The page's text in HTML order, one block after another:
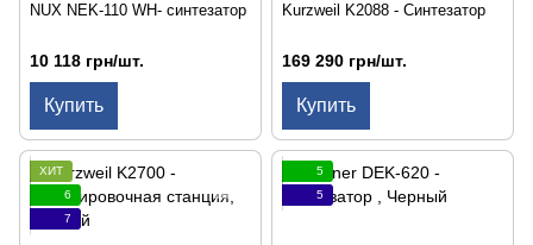
NUX NEK-110 WH- синтезатор
10 118 грн/шт.
Купить
Kurzweil K2088 - Синтезатор
169 290 грн/шт.
Купить
ХИТ
6
7
5
5